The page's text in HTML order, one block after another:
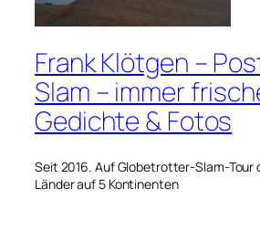
Frank Klötgen –
Slam – immer
Gedichte & Fotos
Seit 2016. Auf Globetrotter-Slam-Tour
Länder auf 5 Kontinenten